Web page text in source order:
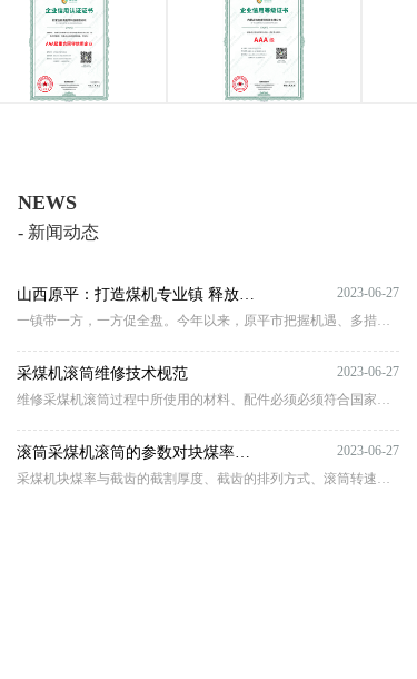
NEWS
- 新闻动态
山西原平：打造煤机专业镇 释放县域经济发展新动能
2023-06-27
一镇带一方，一方促全盘。今年以来，原平市把握机遇、多措并举，锚定产能破百万吨、产值过百亿元的‘双百’目标，倾全力打造晋北煤机生产专业镇。”山西原平市副市长
采煤机滚筒维修技术枧范
2023-06-27
2023-06-27